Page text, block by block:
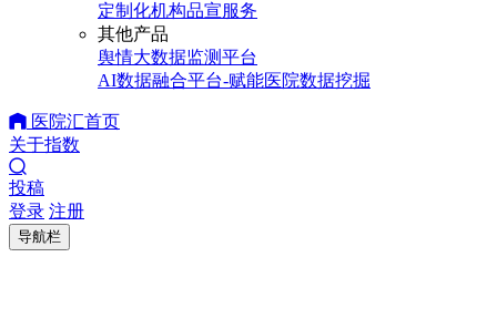
定制化机构品宣服务
其他产品
舆情大数据监测平台
AI数据融合平台-赋能医院数据挖掘
医院汇首页
关于指数
投稿
登录 注册
导航栏